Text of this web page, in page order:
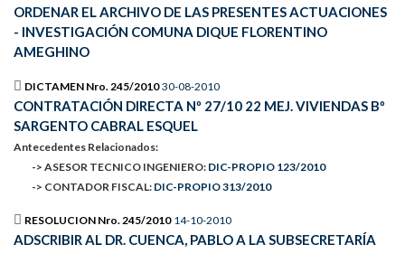
ORDENAR EL ARCHIVO DE LAS PRESENTES ACTUACIONES
- INVESTIGACIÓN COMUNA DIQUE FLORENTINO
AMEGHINO
DICTAMEN Nro. 245/2010 30-08-2010
CONTRATACIÓN DIRECTA Nº 27/10 22 MEJ. VIVIENDAS Bº
SARGENTO CABRAL ESQUEL
Antecedentes Relacionados:
-> ASESOR TECNICO INGENIERO: DIC-PROPIO 123/2010
-> CONTADOR FISCAL: DIC-PROPIO 313/2010
RESOLUCION Nro. 245/2010 14-10-2010
ADSCRIBIR AL DR. CUENCA, PABLO A LA SUBSECRETARÍA